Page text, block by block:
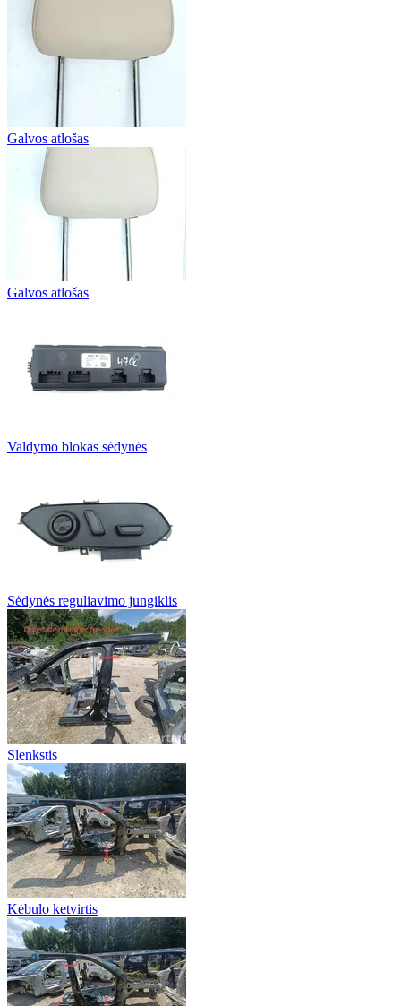
Galvos atlošas
Galvos atlošas
Valdymo blokas sėdynės
Sėdynės reguliavimo jungiklis
Slenkstis
Kėbulo ketvirtis